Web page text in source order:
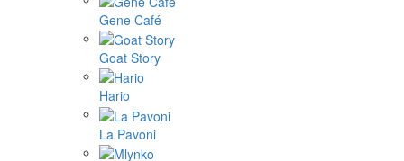
Gene Café
Goat Story
Hario
La Pavoni